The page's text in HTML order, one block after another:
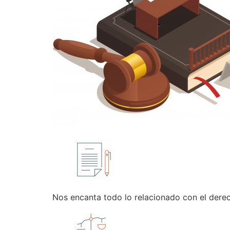
Nos encanta todo lo relacionado con el